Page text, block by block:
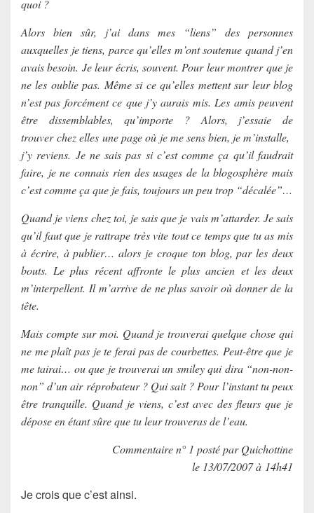
quoi ?
Alors bien sûr, j’ai dans mes “liens” des personnes
auxquelles je tiens, parce qu’elles m’ont soutenue quand j’en
avais besoin. Je leur écris, souvent. Pour leur montrer que je
ne les oublie pas. Même si ce qu’elles mettent sur leur blog
n’est pas forcément ce que j’y aurais mis. Les amis peuvent
être dissemblables, qu’importe ? Alors, j’essaie de
trouver chez elles une page où je me sens bien, je m’installe,
j’y reviens. Je ne sais pas si c’est comme ça qu’il faudrait
faire, je ne connais rien des usages de la blogosphère mais
c’est comme ça que je fais, toujours un peu trop “décalée”…
Quand je viens chez toi, je sais que je vais m’attarder. Je sais
qu’il faut que je rattrape très vite tout ce temps que tu as mis
à écrire, à publier… alors je croque ton blog, par les deux
bouts. Le plus récent affronte le plus ancien et les deux
m’interpellent. Il m’arrive de ne plus savoir où donner de la
tête.
Mais compte sur moi. Quand je trouverai quelque chose qui
ne me plaît pas je te ferai pas de courbettes. Peut-être que je
me tairai… ou que je trouverai un smiley qui dira “non-non-
non” d’un air réprobateur ? Qui sait ? Pour l’instant tu peux
être tranquille. Quand je viens, c’est avec des fleurs que je
dépose en étant sûre que tu leur trouveras de l’eau.
Commentaire n° 1 posté par Quichottine
le 13/07/2007 à 14h41
Je crois que c’est ainsi.